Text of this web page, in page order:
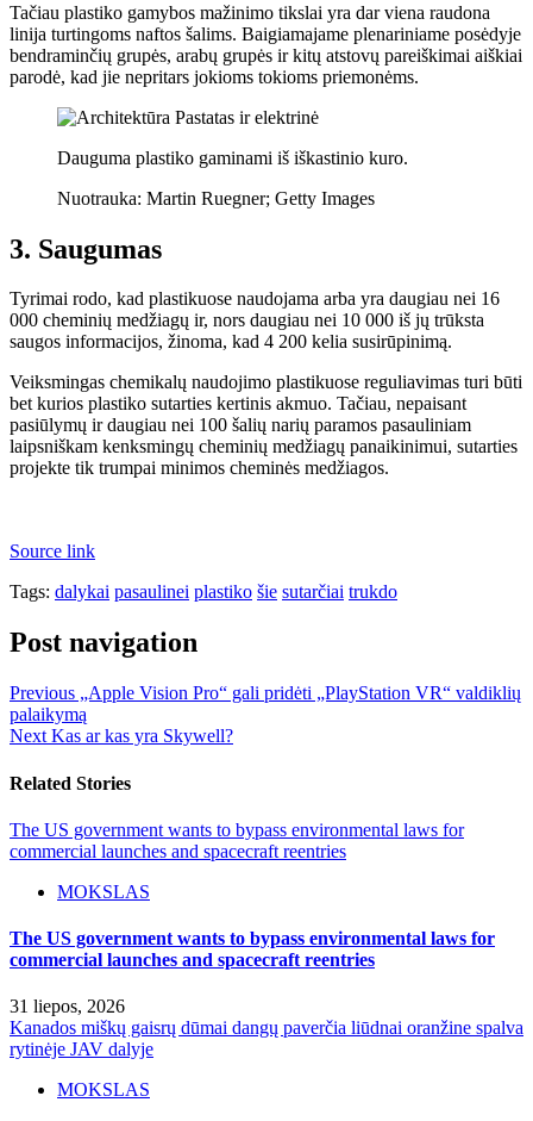
Tačiau plastiko gamybos mažinimo tikslai yra dar viena raudona
linija turtingoms naftos šalims. Baigiamajame plenariniame posėdyje
bendraminčių grupės, arabų grupės ir kitų atstovų pareiškimai aiškiai
parodė, kad jie nepritars jokioms tokioms priemonėms.
Dauguma plastiko gaminami iš iškastinio kuro.
Nuotrauka: Martin Ruegner; Getty Images
3. Saugumas
Tyrimai rodo, kad plastikuose naudojama arba yra daugiau nei 16
000 cheminių medžiagų ir, nors daugiau nei 10 000 iš jų trūksta
saugos informacijos, žinoma, kad 4 200 kelia susirūpinimą.
Veiksmingas chemikalų naudojimo plastikuose reguliavimas turi būti
bet kurios plastiko sutarties kertinis akmuo. Tačiau, nepaisant
pasiūlymų ir daugiau nei 100 šalių narių paramos pasauliniam
laipsniškam kenksmingų cheminių medžiagų panaikinimui, sutarties
projekte tik trumpai minimos cheminės medžiagos.
Source link
Tags: dalykai pasaulinei plastiko šie sutarčiai trukdo
Post navigation
Previous „Apple Vision Pro“ gali pridėti „PlayStation VR“ valdiklių
palaikymą
Next Kas ar kas yra Skywell?
Related Stories
The US government wants to bypass environmental laws for
commercial launches and spacecraft reentries
MOKSLAS
The US government wants to bypass environmental laws for
commercial launches and spacecraft reentries
31 liepos, 2026
Kanados miškų gaisrų dūmai dangų paverčia liūdnai oranžine spalva
rytinėje JAV dalyje
MOKSLAS